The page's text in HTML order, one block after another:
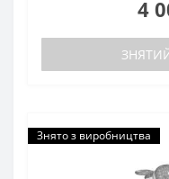
4
Знято з виробництва